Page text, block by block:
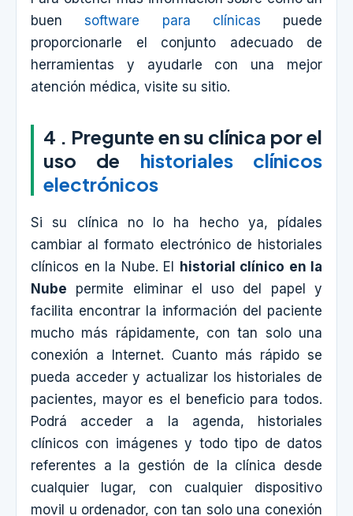
buensoftware para clínicas puede
proporcionarle el conjunto adecuado de
herramientas y ayudarle con una mejor
atención médica, visite su sitio.
4 . Pregunte en su clínica por el
uso de historiales clínicos
electrónicos
Si su clínica no lo ha hecho ya, pídales
cambiar al formato electrónico de historiales
clínicos en la Nube. El historial clínico en la
Nube permite eliminar el uso del papel y
facilita encontrar la información del paciente
mucho más rápidamente, con tan solo una
conexión a Internet. Cuanto más rápido se
pueda acceder y actualizar los historiales de
pacientes, mayor es el beneficio para todos.
Podrá acceder a la agenda, historiales
clínicos con imágenes y todo tipo de datos
referentes a la gestión de la clínica desde
cualquier lugar, con cualquier dispositivo
movil u ordenador, con tan solo una conexión